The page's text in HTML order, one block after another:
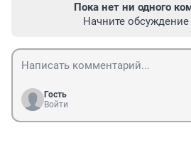
Пока нет ни одного
Начните
Гость
Войти